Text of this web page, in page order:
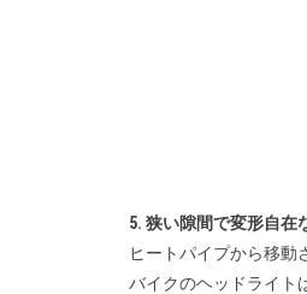
5. 狭い隙間で変形自在
ヒートパイプから移動
バイクのヘッドライト